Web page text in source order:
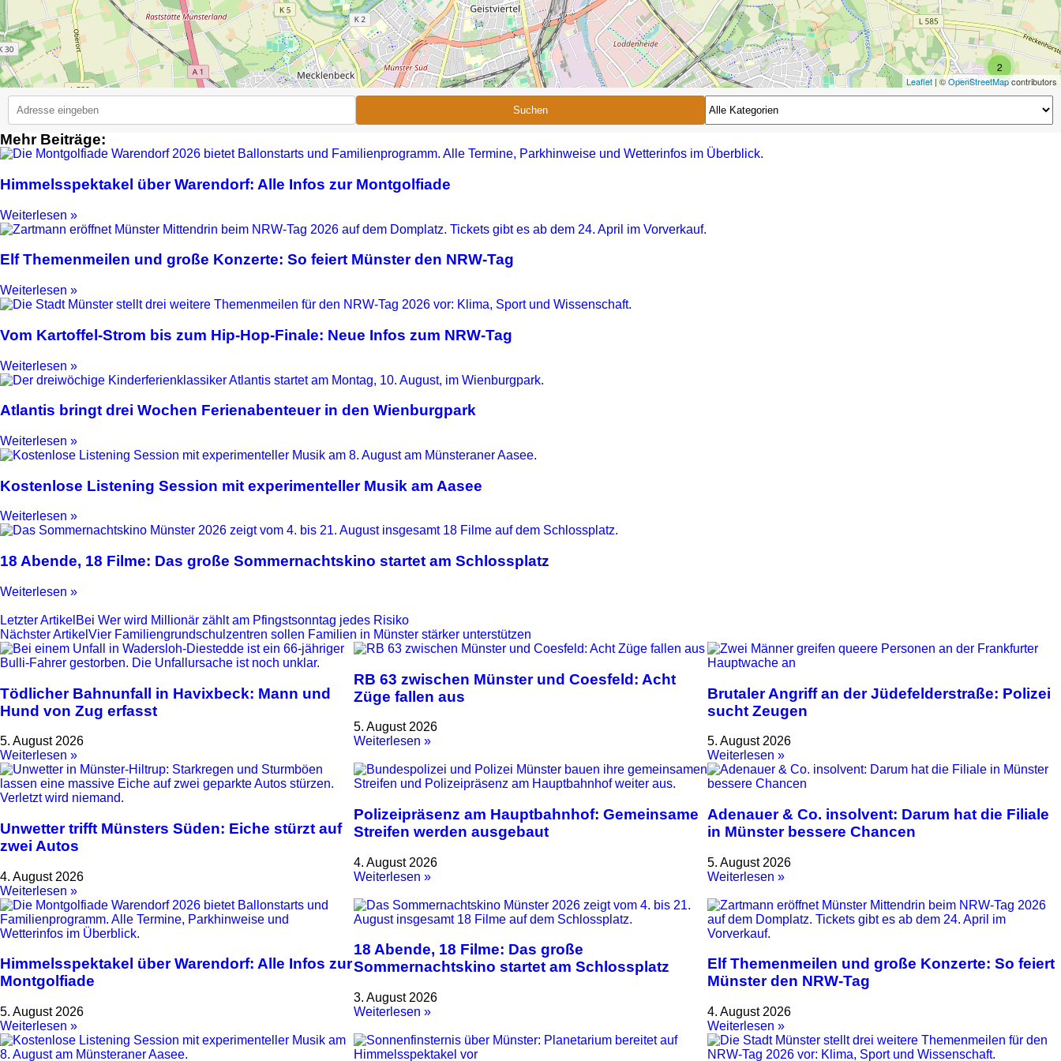
2
2
2
Leaflet| ©OpenStreetMapcontributors
Suchen
Mehr Beiträge:
Himmelsspektakel über Warendorf: Alle Infos zur Montgolfiade
Weiterlesen »
Elf Themenmeilen und große Konzerte: So feiert Münster den NRW-Tag
Weiterlesen »
Vom Kartoffel-Strom bis zum Hip-Hop-Finale: Neue Infos zum NRW-Tag
Weiterlesen »
Atlantis bringt drei Wochen Ferienabenteuer in den Wienburgpark
Weiterlesen »
Kostenlose Listening Session mit experimenteller Musik am Aasee
Weiterlesen »
18 Abende, 18 Filme: Das große Sommernachtskino startet am Schlossplatz
Weiterlesen »
Letzter Artikel Bei Wer wird Millionär zählt am Pfingstsonntag jedes Risiko
Nächster Artikel Vier Familiengrundschulzentren sollen Familien in Münster stärker unterstützen
Tödlicher Bahnunfall in Havixbeck: Mann und
Hund von Zug erfasst
5. August 2026
Weiterlesen »
RB 63 zwischen Münster und Coesfeld: Acht
Züge fallen aus
5. August 2026
Weiterlesen »
Brutaler Angriff an der Jüdefelderstraße: Polizei
sucht Zeugen
5. August 2026
Weiterlesen »
Unwetter trifft Münsters Süden: Eiche stürzt auf
zwei Autos
4. August 2026
Weiterlesen »
Polizeipräsenz am Hauptbahnhof: Gemeinsame
Streifen werden ausgebaut
4. August 2026
Weiterlesen »
Adenauer & Co. insolvent: Darum hat die Filiale
in Münster bessere Chancen
5. August 2026
Weiterlesen »
Himmelsspektakel über Warendorf: Alle Infos zur
Montgolfiade
5. August 2026
Weiterlesen »
18 Abende, 18 Filme: Das große
Sommernachtskino startet am Schlossplatz
3. August 2026
Weiterlesen »
Elf Themenmeilen und große Konzerte: So feiert
Münster den NRW-Tag
4. August 2026
Weiterlesen »